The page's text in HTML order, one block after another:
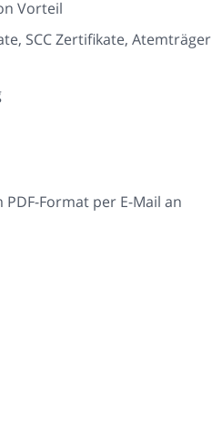
Vorteil
SCC Zertifikate, Atemträger
Format per E-Mail an